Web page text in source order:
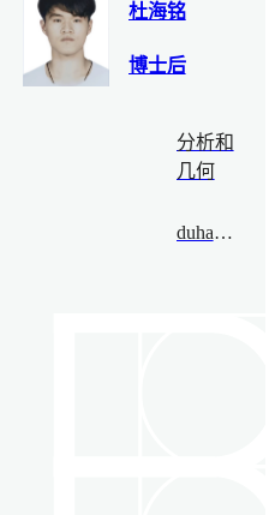
杜海铭
博士后
分析和
几何
duhaiming@bimsa.cn